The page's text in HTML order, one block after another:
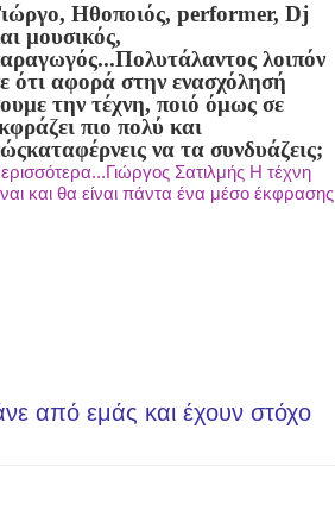
Ηθοποιός, performer, Dj
μουσικός,
Πολυτάλαντος λοιπόν
ότι αφορά στην ενασχόλησή
με την τέχνη, ποιό όμως σε
πιο πολύ και
καταφέρνεις να τα συνδυάζεις;
Σατιλμής Η τέχνη
και θα είναι πάντα ένα μέσο έκφρασης
από εμάς και έχουν στόχο